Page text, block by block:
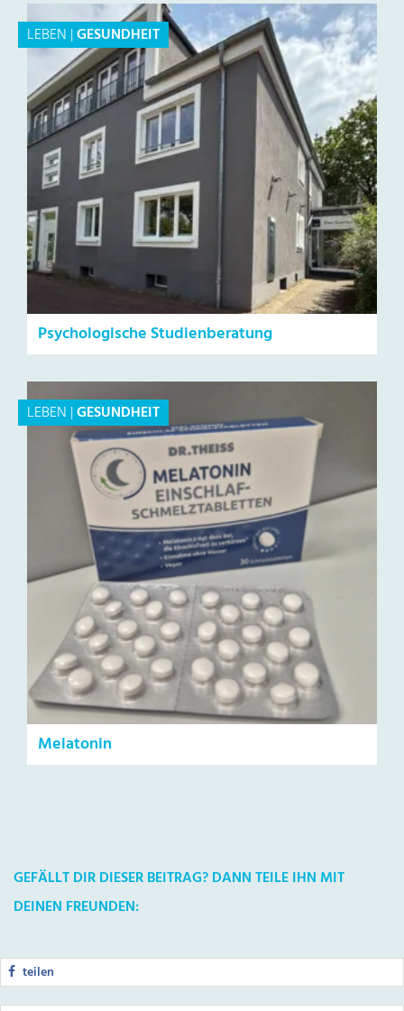
LEBEN |GESUNDHEIT
Psychologische Studienberatung
LEBEN |GESUNDHEIT
Melatonin
GEFÄLLT DIR DIESER BEITRAG? DANN TEILE IHN MIT
DEINEN FREUNDEN:
teilen